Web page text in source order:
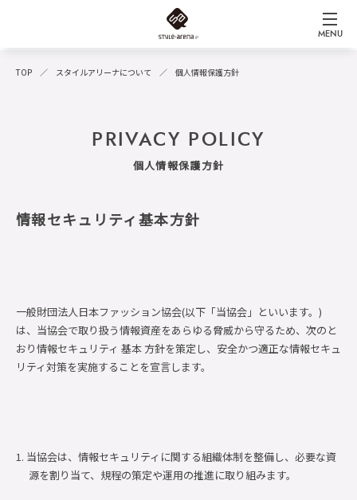
MENU
TOP スタイルアリーナについて 個人情報保護方針
PRIVACY POLICY
個人情報保護方針
情報セキュリティ基本方針
一般財団法人日本ファッション協会(以下「当協会」といいます。)
は、当協会で取り扱う情報資産をあらゆる脅威から守るため、次のと
おり情報セキュリティ 基本 方針を策定し、安全かつ適正な情報セキュ
リティ対策を実施することを宣言します。
1. 当協会は、情報セキュリティに関する組織体制を整備し、必要な資
源を割り当て、規程の策定や運用の推進に取り組みます。